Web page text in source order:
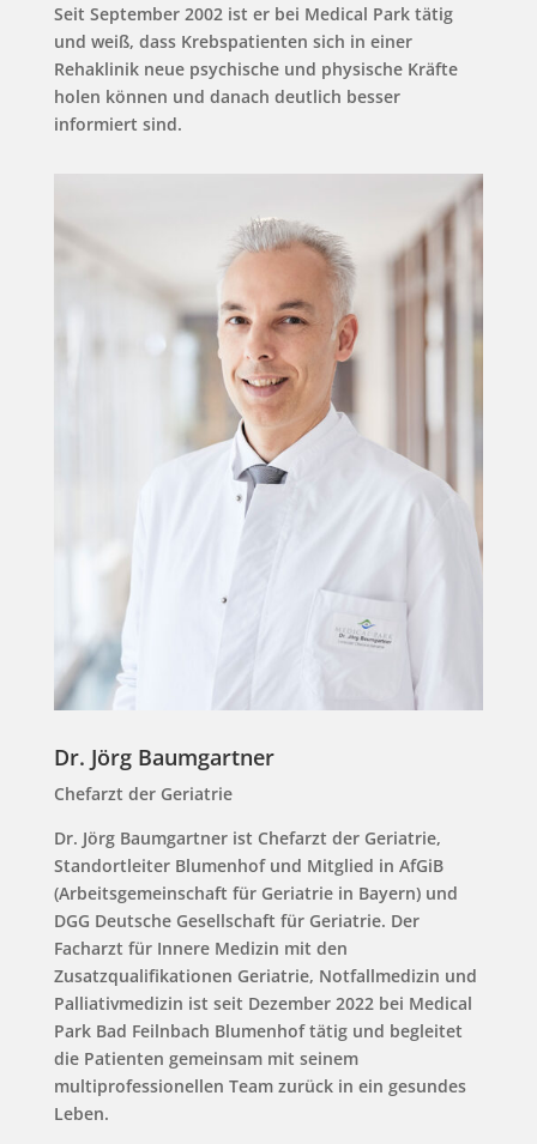
Seit September 2002 ist er bei Medical Park tätig
und weiß, dass Krebspatienten sich in einer
Rehaklinik neue psychische und physische Kräfte
holen können und danach deutlich besser
informiert sind.
Dr. Jörg Baumgartner
Chefarzt der Geriatrie
Dr. Jörg Baumgartner ist Chefarzt der Geriatrie,
Standortleiter Blumenhof und Mitglied in AfGiB
(Arbeitsgemeinschaft für Geriatrie in Bayern) und
DGG Deutsche Gesellschaft für Geriatrie. Der
Facharzt für Innere Medizin mit den
Zusatzqualifikationen Geriatrie, Notfallmedizin und
Palliativmedizin ist seit Dezember 2022 bei Medical
Park Bad Feilnbach Blumenhof tätig und begleitet
die Patienten gemeinsam mit seinem
multiprofessionellen Team zurück in ein gesundes
Leben.